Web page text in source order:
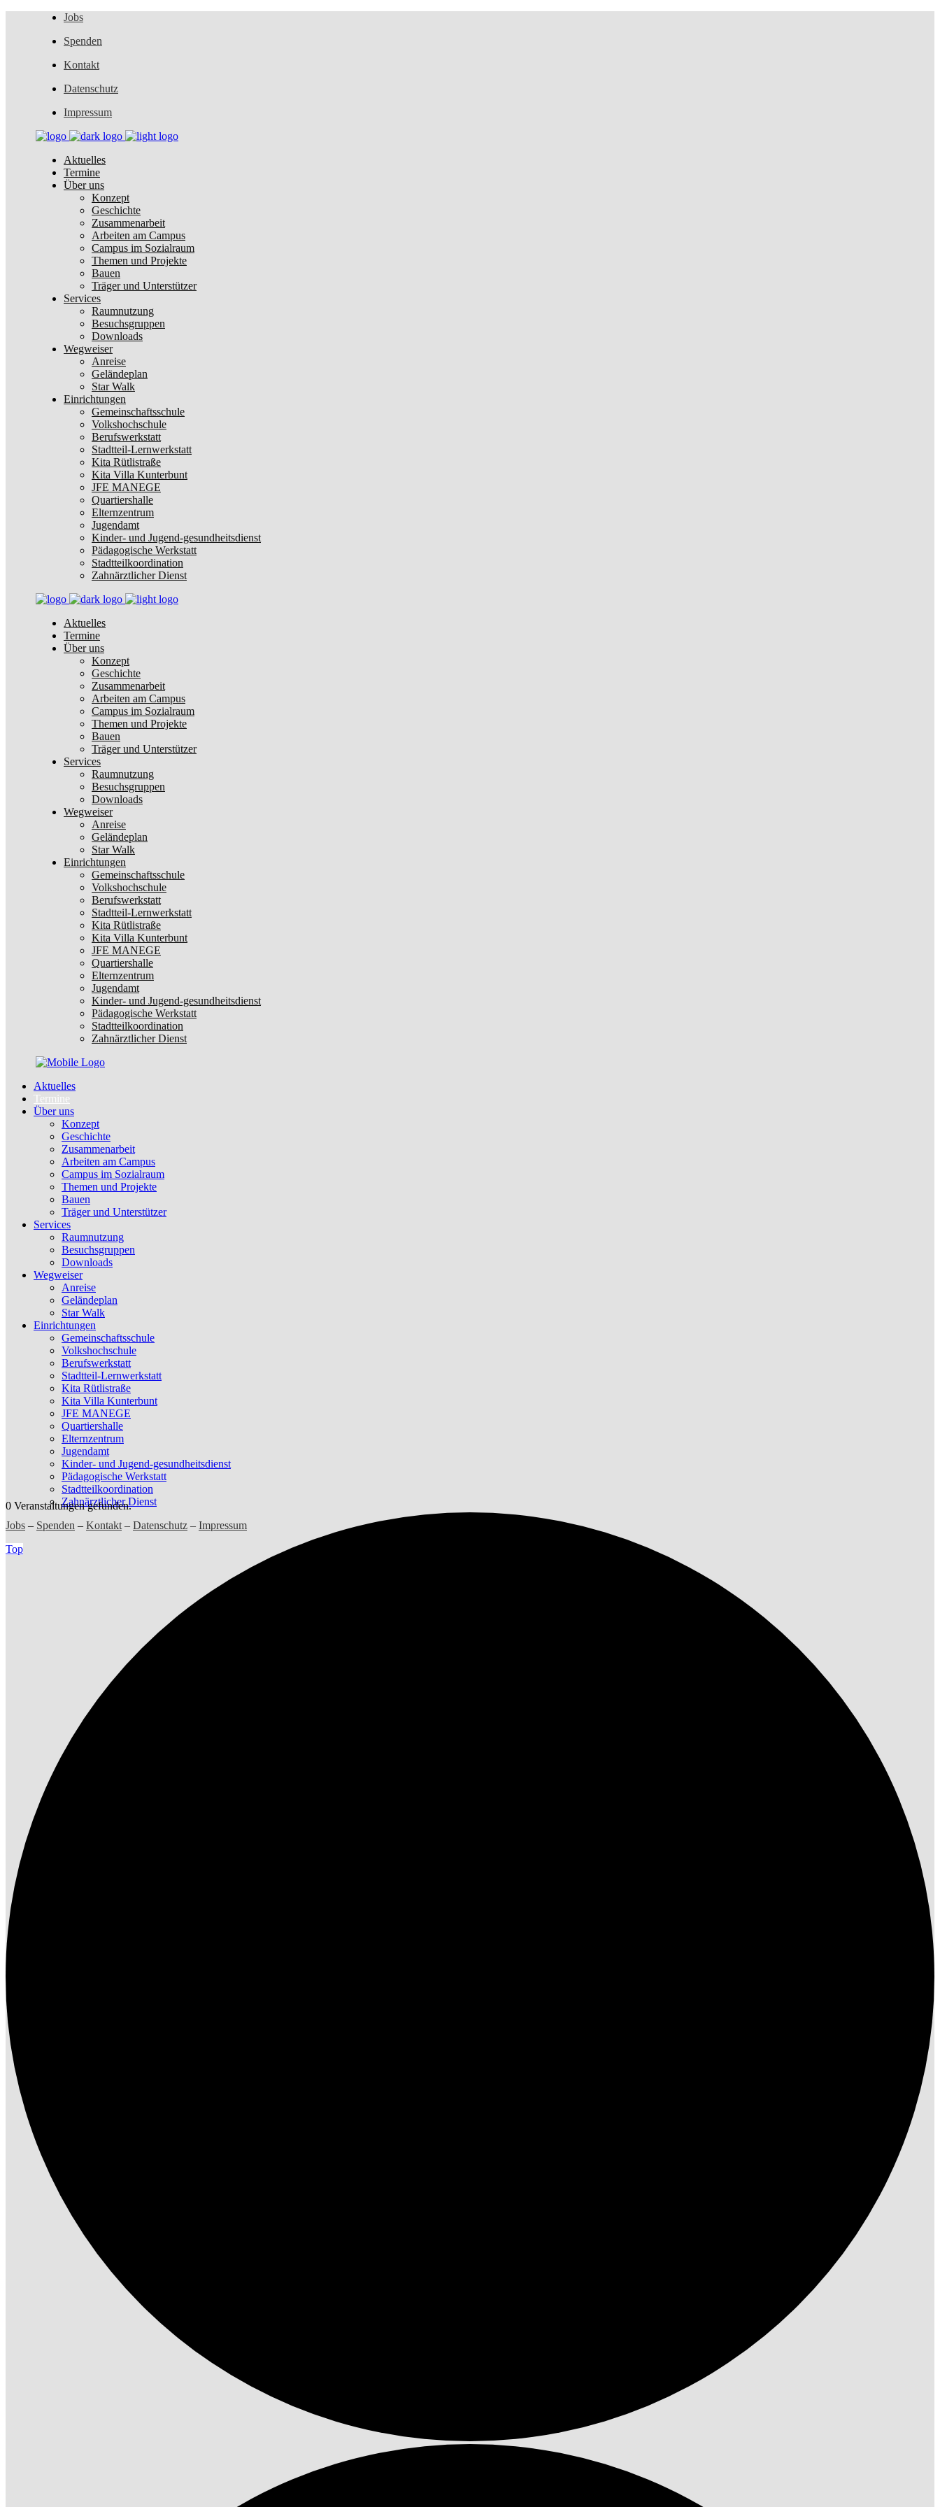
Jobs
Spenden
Kontakt
Datenschutz
Impressum
Aktuelles
Termine
Über uns
Konzept
Geschichte
Zusammenarbeit
Arbeiten am Campus
Campus im Sozialraum
Themen und Projekte
Bauen
Träger und Unterstützer
Services
Raumnutzung
Besuchsgruppen
Downloads
Wegweiser
Anreise
Geländeplan
Star Walk
Einrichtungen
Gemeinschaftsschule
Volkshochschule
Berufswerkstatt
Stadtteil-Lernwerkstatt
Kita Rütlistraße
Kita Villa Kunterbunt
JFE MANEGE
Quartiershalle
Elternzentrum
Jugendamt
Kinder- und Jugend-gesundheitsdienst
Pädagogische Werkstatt
Stadtteilkoordination
Zahnärztlicher Dienst
Aktuelles
Termine
Über uns
Konzept
Geschichte
Zusammenarbeit
Arbeiten am Campus
Campus im Sozialraum
Themen und Projekte
Bauen
Träger und Unterstützer
Services
Raumnutzung
Besuchsgruppen
Downloads
Wegweiser
Anreise
Geländeplan
Star Walk
Einrichtungen
Gemeinschaftsschule
Volkshochschule
Berufswerkstatt
Stadtteil-Lernwerkstatt
Kita Rütlistraße
Kita Villa Kunterbunt
JFE MANEGE
Quartiershalle
Elternzentrum
Jugendamt
Kinder- und Jugend-gesundheitsdienst
Pädagogische Werkstatt
Stadtteilkoordination
Zahnärztlicher Dienst
Aktuelles
Termine
Über uns
Konzept
Geschichte
Zusammenarbeit
Arbeiten am Campus
Campus im Sozialraum
Themen und Projekte
Bauen
Träger und Unterstützer
Services
Raumnutzung
Besuchsgruppen
Downloads
Wegweiser
Anreise
Geländeplan
Star Walk
Einrichtungen
Gemeinschaftsschule
Volkshochschule
Berufswerkstatt
Stadtteil-Lernwerkstatt
Kita Rütlistraße
Kita Villa Kunterbunt
JFE MANEGE
Quartiershalle
Elternzentrum
Jugendamt
Kinder- und Jugend-gesundheitsdienst
Pädagogische Werkstatt
Stadtteilkoordination
Zahnärztlicher Dienst
Jobs – Spenden – Kontakt – Datenschutz – Impressum
Top
0 Veranstaltungen gefunden.